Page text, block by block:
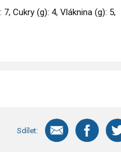
Cukry (g): 4, Vláknina (g): 5,
Sdílet: